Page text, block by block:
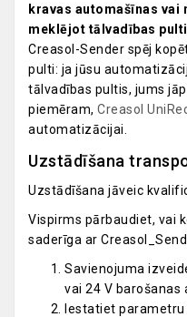
kravas automašīnas
meklējot tālvadības
Creasol-Sender spēj
pulti: ja jūsu
tālvadības pultis, jums
piemēram, Creasol
automatizācijai.
Uzstādīšana
Uzstādīšana jāveic
Vispirms pārbaudiet, vai
saderīga ar
Savienojuma
vai 24 V barošanas
Iestatiet